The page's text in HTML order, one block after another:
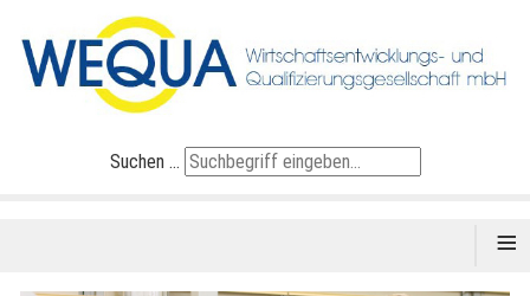
Suchen ...
≡